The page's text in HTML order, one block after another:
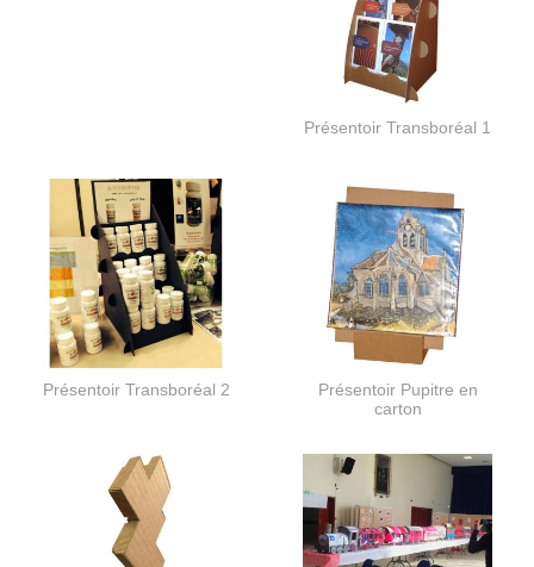
Présentoir Transboréal 1
Présentoir Transboréal 2
Présentoir Pupitre en
carton